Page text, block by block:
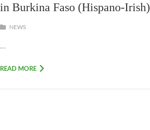
in Burkina Faso (Hispano-Irish)
NEWS
...
READ MORE